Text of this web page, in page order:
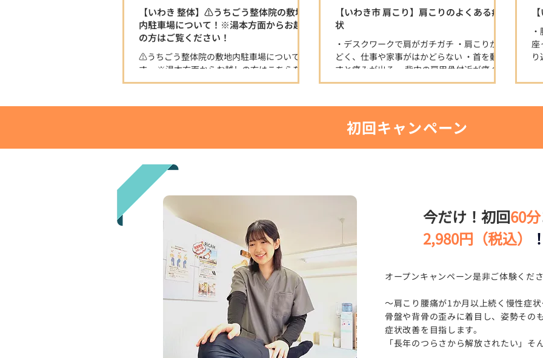
【いわき 整体】⚠️うちごう整体院の敷地
内駐車場について！※湯本方面からお越し
の方はご覧ください！
⚠️うちごう整体院の敷地内駐車場についてで
す。 ※湯本方面からお越しの方はこちらをご
覧ください！ 湯本方面から左折で駐車場に入
じます。 右折で入る分かりやすい迂回路を動
方面から右折で入る分かりやすい迂回路 🌿 う
ちごう整体院の特徴 🌿 ⭐ 施術者全員が国家資
格を保有している為、安心して任せられる施
とりに合わせた施術で根本改善を目指しま
す。 口コミでも「症状が楽になった」「丁寧
で安心」と高評価をいただいています。 ⭐ 清
潔で落ち着ける空間 半個室の施術スペース
で、初めての方もリラックスして施術を受け
られます。 院内は常に清潔に保たれており、
安心して通える環境です。 ⭐ 寄り添った対応
合い、丁寧にサポートします。 キッズスペー
スもある為、お子
【いわき市 肩こり】肩こりのよくある症
状
・デスクワークで肩がガチガチ ・肩こりがひ
どく、仕事や家事がはかどらない ・首を動か
すと痛みが出る ・背中の肩甲骨付近が痛くな
るこんなお悩みありませんか？ 肩こりは日本
や腕の痺れ、重度の倦怠感などにつながるこ
とも多いです。
座
初回キャンペーン
今だけ！初回60分
2,980円（税込）
！
オープンキャンペーン是非ご体験くだ
～肩こり腰痛が1か月以上続く慢性症
骨盤や背骨の歪みに着目し、姿勢その
症状改善を目指します。
「長年のつらさから解放されたい」そ